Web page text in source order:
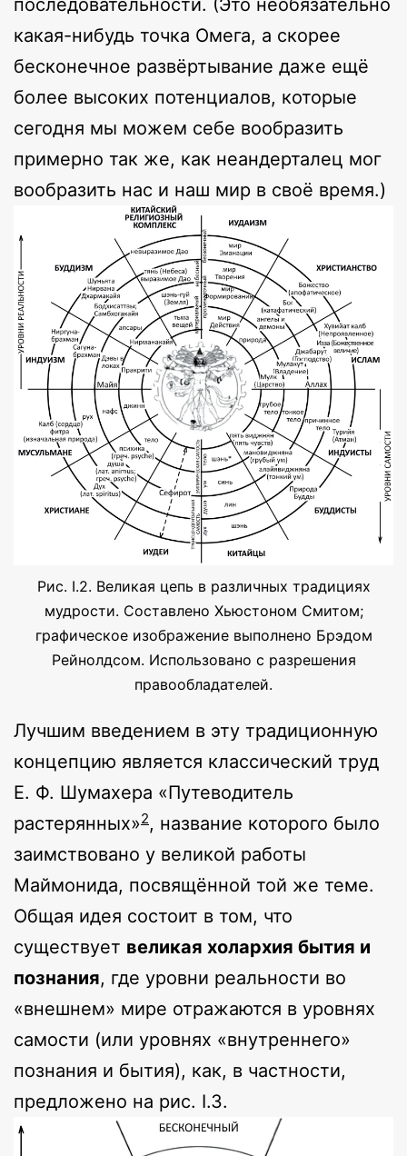
последовательности. (Это необязательно
какая-нибудь точка Омега, а скорее
бесконечное развёртывание даже ещё
более высоких потенциалов, которые
сегодня мы можем себе вообразить
примерно так же, как неандерталец мог
вообразить нас и наш мир в своё время.)
Рис. I.2. Великая цепь в различных традициях
мудрости. Составлено Хьюстоном Смитом;
графическое изображение выполнено Брэдом
Рейнолдсом. Использовано с разрешения
правообладателей.
Лучшим введением в эту традиционную
концепцию является классический труд
Е. Ф. Шумахера «Путеводитель
растерянных»2, название которого было
заимствовано у великой работы
Маймонида, посвящённой той же теме.
Общая идея состоит в том, что
существует великая холархия бытия и
познания, где уровни реальности во
«внешнем» мире отражаются в уровнях
самости (или уровнях «внутреннего»
познания и бытия), как, в частности,
предложено на рис. I.3.